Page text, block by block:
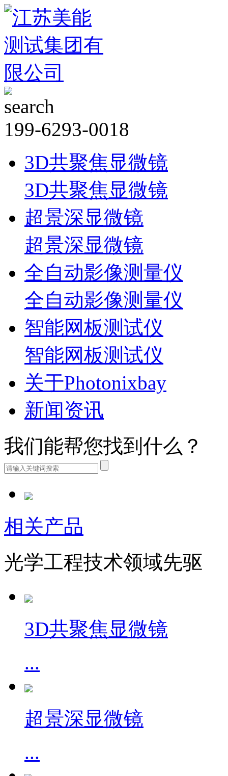
199-6293-0018
3D共聚焦显微镜
3D共聚焦显微镜
超景深显微镜
超景深显微镜
全自动影像测量仪
全自动影像测量仪
智能网板测试仪
智能网板测试仪
关于Photonixbay
新闻资讯
我们能帮您找到什么？
相关产品
光学工程技术领域先驱
3D共聚焦显微镜
...
超景深显微镜
...